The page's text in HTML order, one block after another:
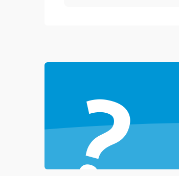
Изображение
Проблемы с механикой
Питание и запуск
?